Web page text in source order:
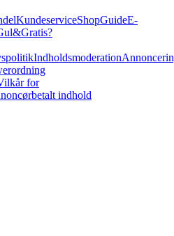
KundeserviceShopGuideE-
Indholdsmoderation
for
indhold